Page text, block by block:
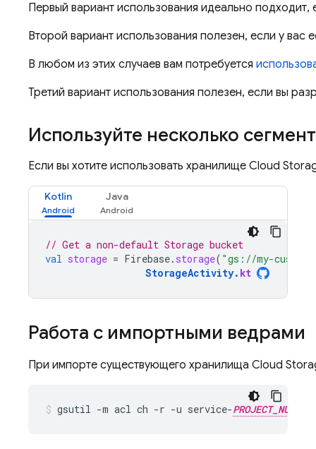
Первый вариант использования идеально
Второй вариант использования полезен, если у
В любом из этих случаев вам потребуется
Третий вариант использования полезен, если вы
Используйте несколько
Если вы хотите использовать хранилище Cloud
Kotlin Java
// Get a non-default Storage bucket
val storage = Firebase. storage( "gs://my-
StorageActivity. kt
Работа с импортными ведрами
При импорте существующего хранилища Cloud
gsutil -m acl ch -r -u service-PROJECT_NUMBER